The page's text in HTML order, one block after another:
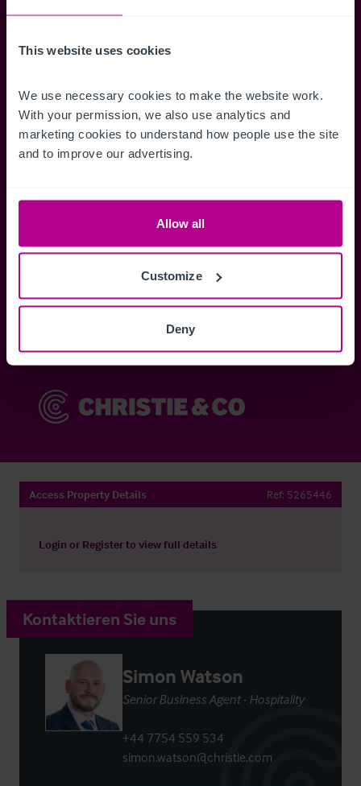
This website uses cookies
We use necessary cookies to make the website work.
With your permission, we also use analytics and
marketing cookies to understand how people use the site
and to improve our advertising.
Allow all
Customize
Deny
erhalten.
Zugriff auf alle
Informationen
Erhalten Sie Zugriff auf alle
Mitglieder.
Speichern
und einfach
Anmelden
Sie haben bereits ein Konto? Jetzt anmelden
Access Property Details Ref: 5265446
Login or Registerto view full details
Kontaktieren Sie uns
Simon Watson
Senior Business Agent - Hospitality
+44 7754 559 534
simon.watson@christie.com